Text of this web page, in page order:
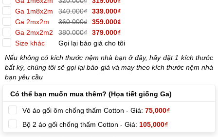
Ga 1m8x2m
340.000₫
339.000₫
Ga 2mx2m
360.000₫
359.000₫
Ga 2mx2m2
380.000₫
379.000₫
Size khác
Gọi lại báo giá cho tôi
Nếu không có kích thước nệm nhà bạn ở đây, hãy đặt 1 kích thước
bất kỳ, chúng tôi sẽ gọi lại báo giá và may theo kích thước nệm nhà
bạn yêu cầu
Có thể bạn muốn mua thêm? (Họa tiết giống Ga)
Vỏ áo gối ôm chống thấm Cotton - Giá: 75,000₫
Bộ 2 áo gối chống thấm Cotton - Giá: 105,000₫